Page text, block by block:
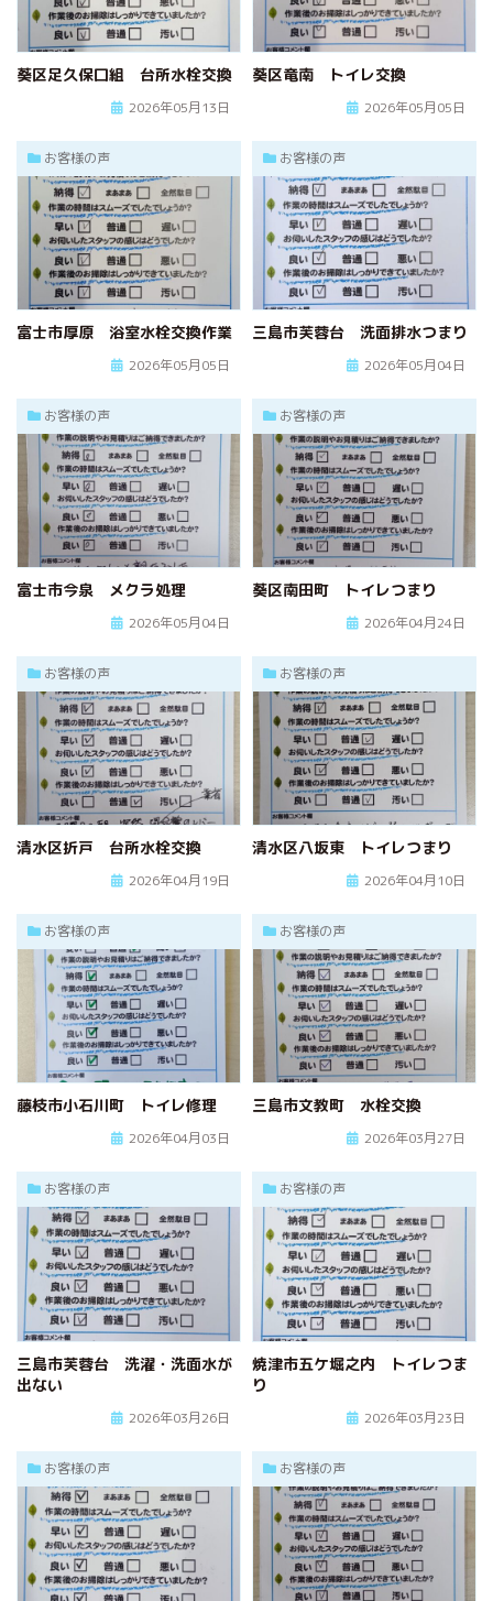
葵区足久保口組 台所水栓交換
2026年05月13日
葵区竜南 トイレ交換
2026年05月05日
お客様の声
富士市厚原 浴室水栓交換作業
2026年05月05日
お客様の声
三島市芙蓉台 洗面排水つまり
2026年05月04日
お客様の声
富士市今泉 メクラ処理
2026年05月04日
お客様の声
葵区南田町 トイレつまり
2026年04月24日
お客様の声
清水区折戸 台所水栓交換
2026年04月19日
お客様の声
清水区八坂東 トイレつまり
2026年04月10日
お客様の声
藤枝市小石川町 トイレ修理
2026年04月03日
お客様の声
三島市文教町 水栓交換
2026年03月27日
お客様の声
三島市芙蓉台 洗濯・洗面水が
出ない
2026年03月26日
お客様の声
焼津市五ケ堀之内 トイレつま
り
2026年03月23日
お客様の声 お客様の声